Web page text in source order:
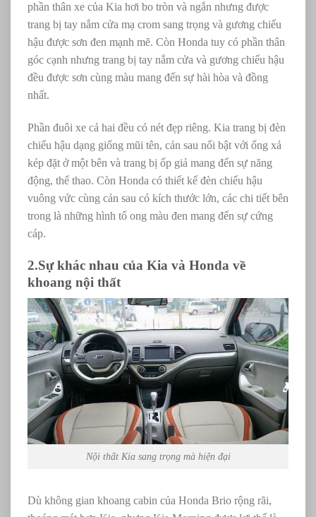
phần thân xe của Kia hơi bo tròn và ngắn nhưng được
trang bị tay nắm cửa mạ crom sang trọng và gương chiếu
hậu được sơn đen mạnh mẽ. Còn Honda tuy có phần thân
góc cạnh nhưng trang bị tay nắm cửa và gương chiếu hậu
đều được sơn cùng màu mang đến sự hài hòa và đồng
nhất.
Phần đuôi xe cả hai đều có nét đẹp riêng. Kia trang bị đèn
chiếu hậu dạng giống mũi tên, cản sau nổi bật với ống xả
kép đặt ở một bên và trang bị ốp giả mang đến sự năng
động, thể thao. Còn Honda có thiết kế đèn chiếu hậu
vuông vức cùng cản sau có kích thước lớn, các chi tiết bên
trong là những hình tổ ong màu đen mang đến sự cứng
cáp.
2.Sự khác nhau của Kia và Honda về
khoang nội thất
Nội thất Kia sang trọng mà hiện đại
Dù không gian khoang cabin của Honda Brio rộng rãi,